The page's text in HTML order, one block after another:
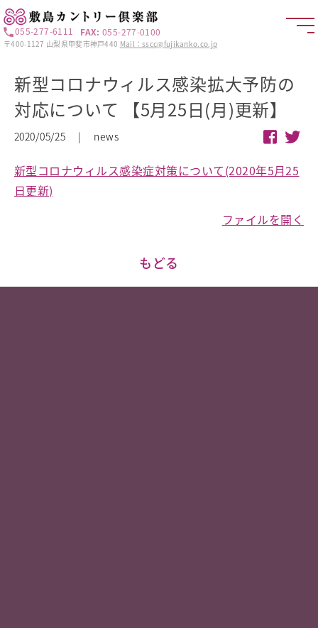
055-277-6111 FAX: 055-277-0100
〒400-1127 山梨県甲斐市神戸440 Mail：sscc@fujikanko.co.jp
新型コロナウィルス感染拡大予防の
対応について 【5月25日(月)更新】
2020/05/25 | news
新型コロナウィルス感染症対策について(2020年5月25
日更新)
ファイルを開く
もどる